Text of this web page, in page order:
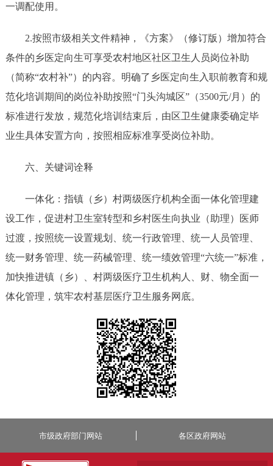
一调配使用。
2.按照市级相关文件精神，
《方案》（修订版）增加符合
条件的乡医定向生可享受农村地区社区卫生人员岗位补助
（简称“农村补”）的内容。明确了乡医定向生入职前教育和规
范化培训期间的岗位补助按照“门头沟城区”（3500元/月）的
标准进行发放，规范化培训结束后，由区卫生健康委确定毕
业生具体安置方向，按照相应标准享受岗位补助。
六、关键词诠释
一体化：指镇（乡）村两级医疗机构全面一体化管理建
设工作，促进村卫生室转型和乡村医生向执业（助理）医师
过渡，按照统一设置规划、统一行政管理、统一人员管理、
统一财务管理、统一药械管理、统一绩效管理“六统一”标准，
加快推进镇（乡）、村两级医疗卫生机构人、财、物全面一
体化管理，筑牢农村基层医疗卫生服务网底。
市级政府部门网站 各区政府网站